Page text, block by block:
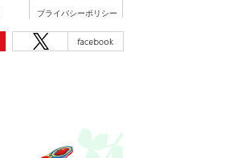
プライバシーポリシー